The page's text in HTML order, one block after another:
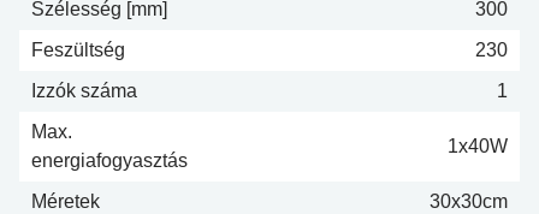
Szélesség [mm]
300
Feszültség
230
Izzók száma
1
Max.
energiafogyasztás
1x40W
Méretek
30x30cm